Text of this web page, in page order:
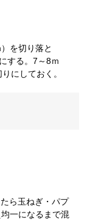
を切り落と
する。7～8ｍ
にしておく。
ら玉ねぎ・パプ
一になるまで混